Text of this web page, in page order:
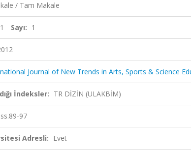
/ Tam Makale
1 Sayı: 1
Journal of New Trends in Arts, Sports & Science
İndeksler: TR DİZİN (ULAKBİM)
ss.89-97
Adresli: Evet